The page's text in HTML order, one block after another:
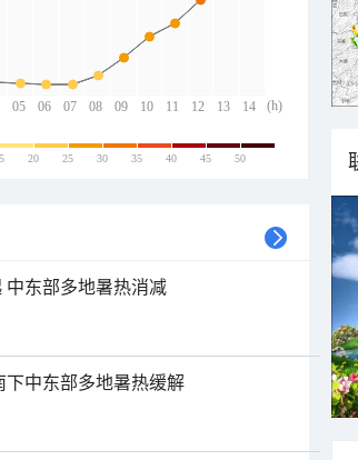
05 06 07 08 09 10 11 12 13 14
(h)
20 25 30 35 40 45 50
中东部多地暑热消减
下中东部多地暑热缓解